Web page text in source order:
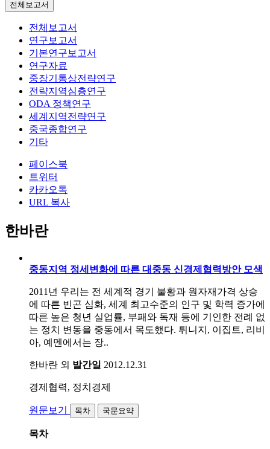
전체보고서
전체보고서
연구보고서
기본연구보고서
연구자료
중장기통상전략연구
전략지역심층연구
ODA 정책연구
세계지역전략연구
중국종합연구
기타
페이스북
트위터
카카오톡
URL 복사
한바란
중동지역 정세변화에 따른 대중동 신경제협력방안 모색
2011년 우리는 전 세계적 경기 불황과 원자재가격 상승
에 따른 빈곤 심화, 세계 최고수준의 인구 및 학력 증가에
따른 높은 청년 실업률, 부패와 독재 등에 기인한 전례 없
는 정치 변동을 중동에서 목도했다. 튀니지, 이집트, 리비
아, 예멘에서는 장..
한바란 외 발간일 2012.12.31
경제협력, 정치경제
원문보기 목차 국문요약
목차